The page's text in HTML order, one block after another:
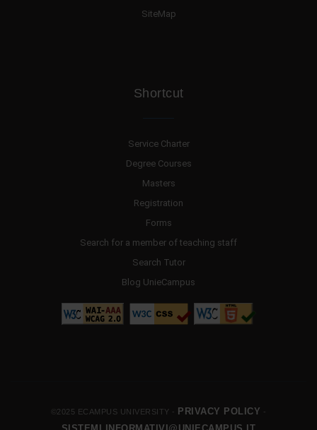
SiteMap
Shortcut
Service Charter
Degree Courses
Masters
Registration
Forms
Search for a member of teaching staff
Search Tutor
Blog UnieCampus
©2025 ECAMPUS UNIVERSITY - PRIVACY POLICY -